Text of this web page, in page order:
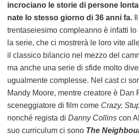
incrociano le storie di persone
nate lo stesso giorno di 36 anni fa.
trentaseiesimo compleanno è infatti
la serie, che ci mostrerà le loro vite
il classico bilancio nel mezzo del
ma anche una serie di sfide molto
ugualmente complesse. Nel cast ci
Mandy Moore, mentre creatore è Dan
sceneggiatore di film come Crazy,
nonché regista di Danny Collins con
suo curriculum ci sono The